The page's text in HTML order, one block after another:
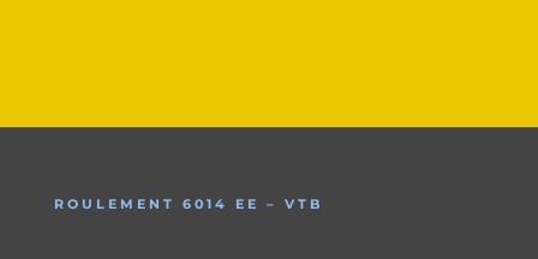
ROULEMENT 6014 EE – VTB